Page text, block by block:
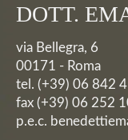
DOTT.
via Bellegra, 6
00171 - Roma
tel. (+39) 06 842
fax (+39) 06 252
p.e.c.